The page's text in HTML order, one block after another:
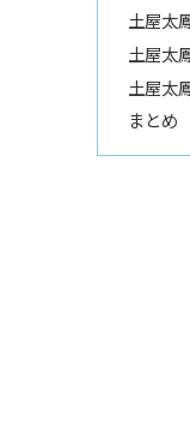
土屋太
土屋太
土屋太
まとめ